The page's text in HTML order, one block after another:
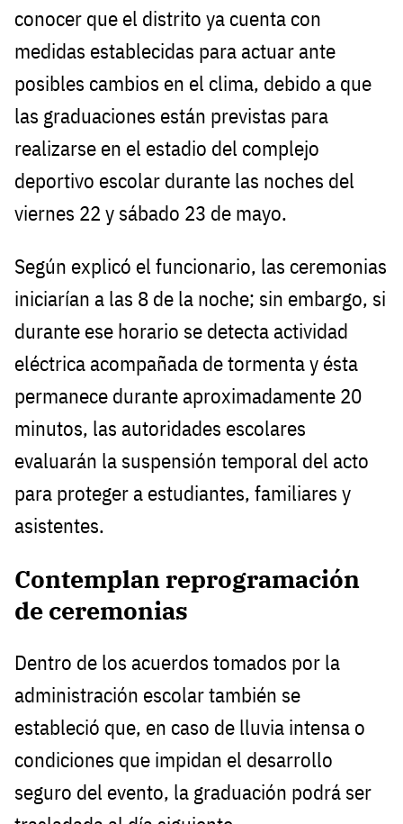
conocer que el distrito ya cuenta con
medidas establecidas para actuar ante
posibles cambios en el clima, debido a que
las graduaciones están previstas para
realizarse en el estadio del complejo
deportivo escolar durante las noches del
viernes 22 y sábado 23 de mayo.
Según explicó el funcionario, las ceremonias
iniciarían a las 8 de la noche; sin embargo, si
durante ese horario se detecta actividad
eléctrica acompañada de tormenta y ésta
permanece durante aproximadamente 20
minutos, las autoridades escolares
evaluarán la suspensión temporal del acto
para proteger a estudiantes, familiares y
asistentes.
Contemplan reprogramación
de ceremonias
Dentro de los acuerdos tomados por la
administración escolar también se
estableció que, en caso de lluvia intensa o
condiciones que impidan el desarrollo
seguro del evento, la graduación podrá ser